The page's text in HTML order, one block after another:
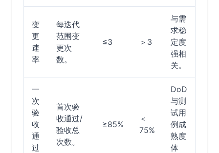
变
更
速
率
每迭代
范围变
更次
数。
≤3 ＞3
与需
求稳
定度
强相
关。
一
次
验
收
通
过
首次验
收通过/
验收总
次数。
≥85%
＜
75%
DoD
与测
试用
例成
熟度
体